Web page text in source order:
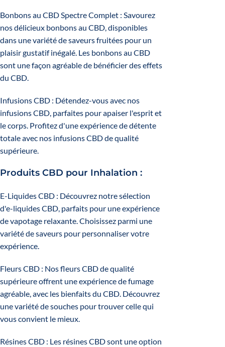
Bonbons au CBD Spectre Complet : Savourez
nos délicieux bonbons au CBD, disponibles
dans une variété de saveurs fruitées pour un
plaisir gustatif inégalé. Les bonbons au CBD
sont une façon agréable de bénéficier des effets
du CBD.
Infusions CBD : Détendez-vous avec nos
infusions CBD, parfaites pour apaiser l'esprit et
le corps. Profitez d'une expérience de détente
totale avec nos infusions CBD de qualité
supérieure.
Produits CBD pour Inhalation :
E-Liquides CBD : Découvrez notre sélection
d'e-liquides CBD, parfaits pour une expérience
de vapotage relaxante. Choisissez parmi une
variété de saveurs pour personnaliser votre
expérience.
Fleurs CBD : Nos fleurs CBD de qualité
supérieure offrent une expérience de fumage
agréable, avec les bienfaits du CBD. Découvrez
une variété de souches pour trouver celle qui
vous convient le mieux.
Résines CBD : Les résines CBD sont une option